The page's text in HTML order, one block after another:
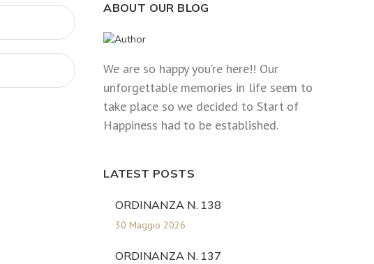
ABOUT OUR BLOG
We are so happy you’re here!! Our
unforgettable memories in life seem to
take place so we decided to Start of
Happiness had to be established.
LATEST POSTS
ORDINANZA N. 138
30 Maggio 2026
ORDINANZA N. 137